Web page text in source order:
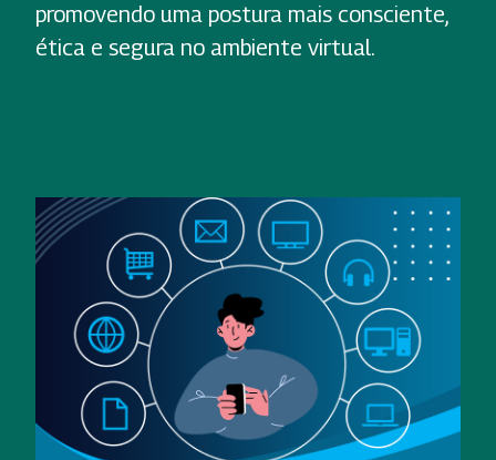
promovendo uma postura mais consciente,
ética e segura no ambiente virtual.